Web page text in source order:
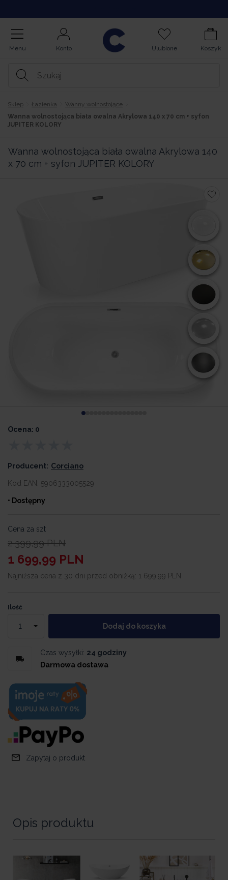
Menu Konto Ulubione Koszyk
Sklep Łazienka
Wanny wolnostojące
Wanna wolnostojąca biała owalna Akrylowa 140 x 70 cm + syfon
JUPITER KOLORY
Wanna wolnostojąca biała owalna Akrylowa 140
x 70 cm + syfon JUPITER KOLORY
Ocena: 0
Producent: Corciano
Kod EAN: 5906333005529
• Dostępny
Cena za szt
2 399,99 PLN
1 699,99 PLN
Najniższa cena z 30 dni przed obniżką: 1 699,99 PLN
Ilość
Dodaj do koszyka
Czas wysyłki: 24 godziny
Darmowa dostawa
Zapytaj o produkt
Opis produktu